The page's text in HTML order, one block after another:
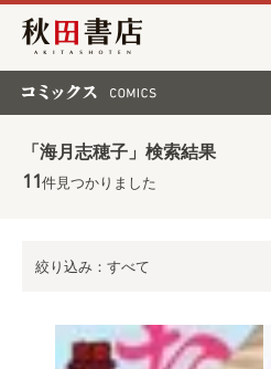
秋田書店
「海月志穂子」検索結果
11件見つかりました
絞り込み：すべて